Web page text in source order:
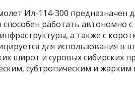
Ил-114-300 предназначен
работать автономно
а также с
для использования в
широт и суровых сибирских
субтропическим и жарким